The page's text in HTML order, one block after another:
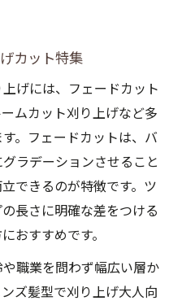
カット特集
げには、フェードカット
ムカット刈り上げなど多
。フェードカットは、バ
ラデーションさせること
できるのが特徴です。ツ
長さに明確な差をつける
おすすめです。
職業を問わず幅広い層か
ズ髪型で刈り上げ大人向